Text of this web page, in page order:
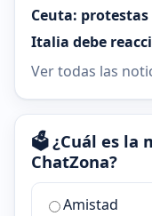
Ceuta:
Italia debe
Ver todas las
🗳️ ¿Cuál es la
ChatZona?
¿Cuál
Amistad